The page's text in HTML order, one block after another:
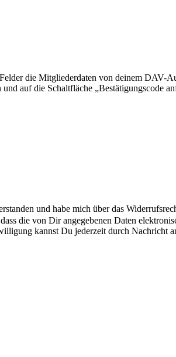
die Mitgliederdaten von deinem DAV-
auf die Schaltfläche „Bestätigungscode
und habe mich über das
die von Dir angegebenen Daten
kannst Du jederzeit durch Nachricht